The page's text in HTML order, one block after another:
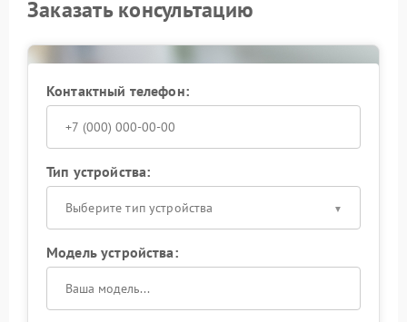
Заказать консультацию
Контактный телефон:
Тип устройства:
Выберите тип устройства
Модель устройства: